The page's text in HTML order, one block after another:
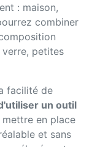
: maison,
combiner
verre, petites
facilité de
un outil
en place
et sans